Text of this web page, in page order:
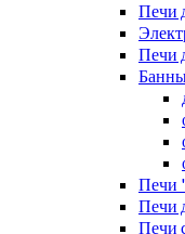
Печи
Печи
Печи
Печи
Печи